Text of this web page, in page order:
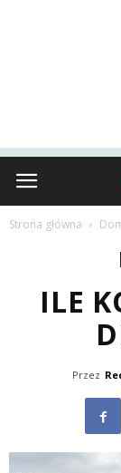
Insult.pl
Strona główna
ILE
Przez